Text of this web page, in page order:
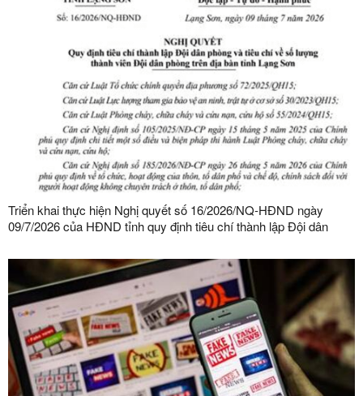
Triển khai thực hiện Nghị quyết số 16/2026/NQ-HĐND ngày
09/7/2026 của HĐND tỉnh quy định tiêu chí thành lập Đội dân
bàn tỉnh